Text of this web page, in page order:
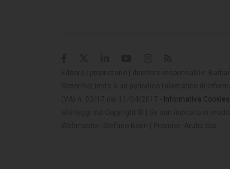
Informativa Cookies